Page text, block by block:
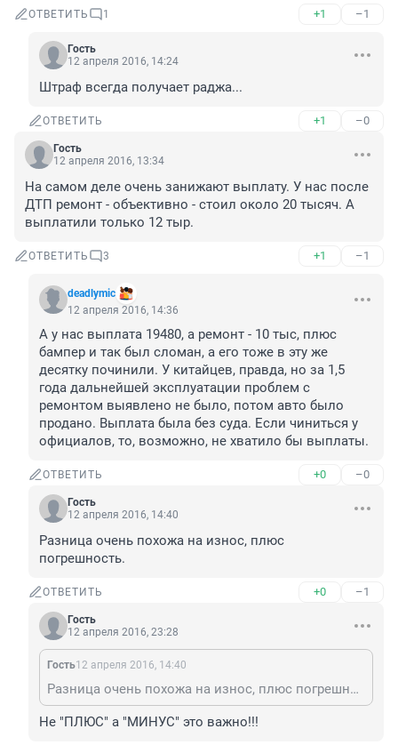
ОТВЕТИТЬ 1 +1 –1
Гость
12 апреля 2016, 14:24
Штраф всегда получает раджа...
ОТВЕТИТЬ +1 –0
Гость
12 апреля 2016, 13:34
На самом деле очень занижают выплату. У нас после
ДТП ремонт - объективно - стоил около 20 тысяч. А
выплатили только 12 тыр.
ОТВЕТИТЬ 3 +1 –1
deadlymic
12 апреля 2016, 14:36
А у нас выплата 19480, а ремонт - 10 тыс, плюс
бампер и так был сломан, а его тоже в эту же
десятку починили. У китайцев, правда, но за 1,5
года дальнейшей эксплуатации проблем с
ремонтом выявлено не было, потом авто было
продано. Выплата была без суда. Если чиниться у
официалов, то, возможно, не хватило бы выплаты.
ОТВЕТИТЬ +0 –0
Гость
12 апреля 2016, 14:40
Разница очень похожа на износ, плюс
погрешность.
ОТВЕТИТЬ +0 –1
Гость
12 апреля 2016, 23:28
Гость12 апреля 2016, 14:40
Разница очень похожа на износ, плюс погрешность.
Не "ПЛЮС" а "МИНУС" это важно!!!